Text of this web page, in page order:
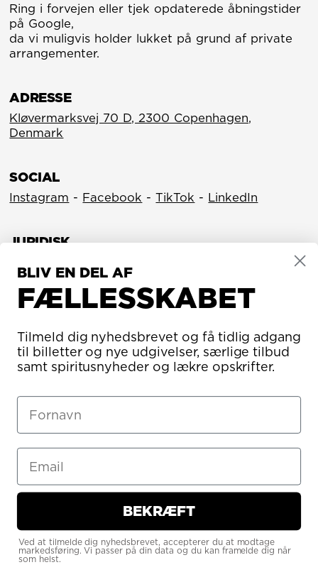
Ring i forvejen eller tjek opdaterede åbningstider
på Google,
da vi muligvis holder lukket på grund af private
arrangementer.
ADRESSE
Kløvermarksvej 70 D, 2300 Copenhagen,
Denmark
SOCIAL
Instagram - Facebook -TikTok - LinkedIn
JURIDISK
Vilkår og betingelser
Impressum
Politik om beskyttelse af personlige oplysninger
Inspektionsrapport
Indeks for økologisk registrering
CVR/MOMS
3566 4653
SEED-EMCS NO.
DK35664653300 - DK35664653301
BLIV EN DEL AF
FÆLLESSKABET
Tilmeld dig nyhedsbrevet og få tidlig adgang
til billetter og nye udgivelser, særlige tilbud
samt spiritusnyheder og lækre opskrifter.
BEKRÆFT
Ved at tilmelde dig nyhedsbrevet, accepterer du at modtage
markedsføring. Vi passer på din data og du kan framelde dig når
som helst.